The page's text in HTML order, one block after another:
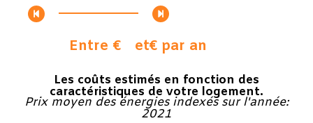
Entre € et€ par an
Les coûts estimés en fonction des
caractéristiques de votre logement.
Prix moyen des énergies indexés sur l'année:
2021